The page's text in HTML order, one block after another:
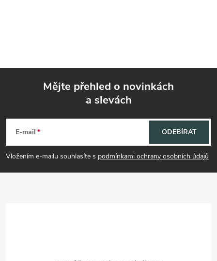
p
a
Mějte přehled o novinkách
a slevách
E-mail
Vložením e-mailu souhlasíte s podmínkami ochrany osobních údajů
ODEBÍRAT